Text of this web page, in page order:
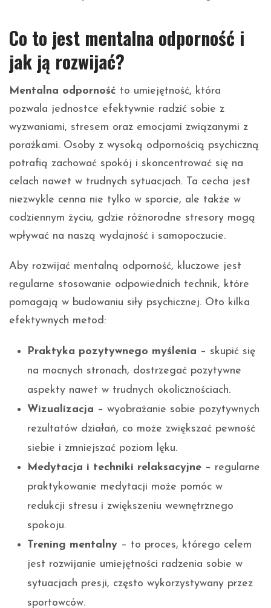
Co to jest mentalna odporność i
jak ją rozwijać?
Mentalna odporność to umiejętność, która
pozwala jednostce efektywnie radzić sobie z
wyzwaniami, stresem oraz emocjami związanymi z
porażkami. Osoby z wysoką odpornością psychiczną
potrafią zachować spokój i skoncentrować się na
celach nawet w trudnych sytuacjach. Ta cecha jest
niezwykle cenna nie tylko w sporcie, ale także w
codziennym życiu, gdzie różnorodne stresory mogą
wpływać na naszą wydajność i samopoczucie.
Aby rozwijać mentalną odporność, kluczowe jest
regularne stosowanie odpowiednich technik, które
pomagają w budowaniu siły psychicznej. Oto kilka
efektywnych metod:
Praktyka pozytywnego myślenia – skupić się
na mocnych stronach, dostrzegać pozytywne
aspekty nawet w trudnych okolicznościach.
Wizualizacja – wyobrażanie sobie pozytywnych
rezultatów działań, co może zwiększać pewność
siebie i zmniejszać poziom lęku.
Medytacja i techniki relaksacyjne – regularne
praktykowanie medytacji może pomóc w
redukcji stresu i zwiększeniu wewnętrznego
spokoju.
Trening mentalny – to proces, którego celem
jest rozwijanie umiejętności radzenia sobie w
sytuacjach presji, często wykorzystywany przez
sportowców.